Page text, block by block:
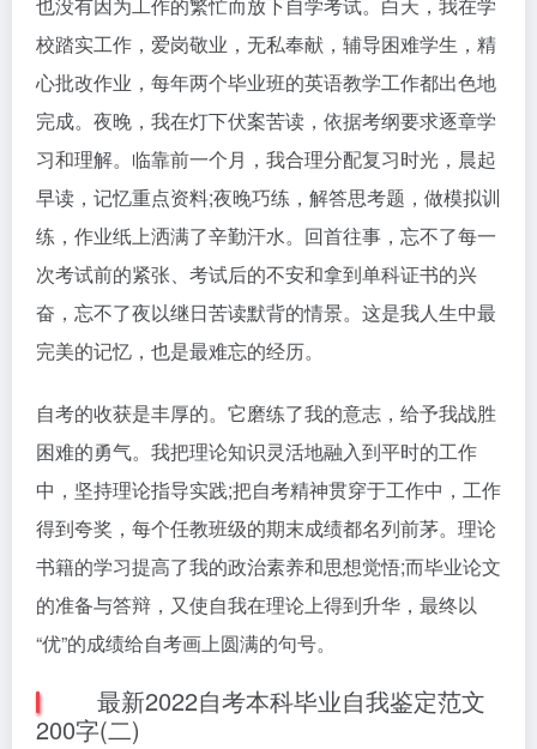
也没有因为工作的繁忙而放下自学考试。白天，我在学
校踏实工作，爱岗敬业，无私奉献，辅导困难学生，精
心批改作业，每年两个毕业班的英语教学工作都出色地
完成。夜晚，我在灯下伏案苦读，依据考纲要求逐章学
习和理解。临靠前一个月，我合理分配复习时光，晨起
早读，记忆重点资料;夜晚巧练，解答思考题，做模拟训
练，作业纸上洒满了辛勤汗水。回首往事，忘不了每一
次考试前的紧张、考试后的不安和拿到单科证书的兴
奋，忘不了夜以继日苦读默背的情景。这是我人生中最
完美的记忆，也是最难忘的经历。
自考的收获是丰厚的。它磨练了我的意志，给予我战胜
困难的勇气。我把理论知识灵活地融入到平时的工作
中，坚持理论指导实践;把自考精神贯穿于工作中，工作
得到夸奖，每个任教班级的期末成绩都名列前茅。理论
书籍的学习提高了我的政治素养和思想觉悟;而毕业论文
的准备与答辩，又使自我在理论上得到升华，最终以
“优”的成绩给自考画上圆满的句号。
最新2022自考本科毕业自我鉴定范文
200字(二)